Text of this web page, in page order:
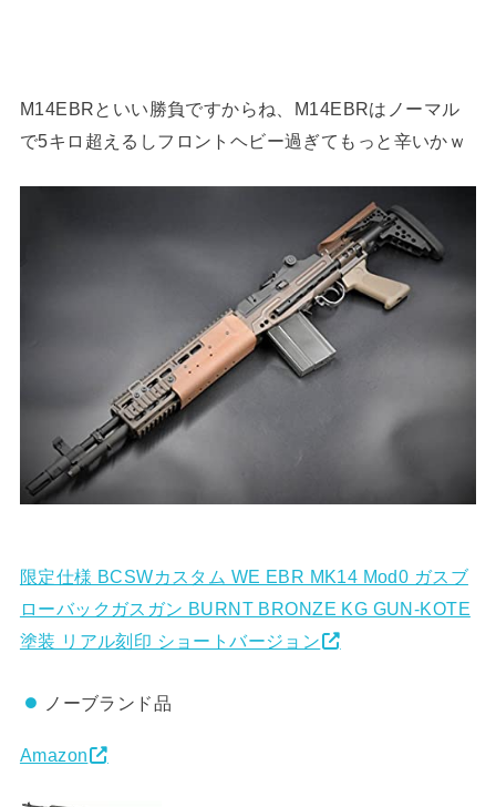
M14EBRといい勝負ですからね、M14EBRはノーマル
で5キロ超えるしフロントヘビー過ぎてもっと辛いかｗ
限定仕様 BCSWカスタム WE EBR MK14 Mod0 ガスブ
ローバックガスガン BURNT BRONZE KG GUN-KOTE
塗装 リアル刻印 ショートバージョン
ノーブランド品
Amazon